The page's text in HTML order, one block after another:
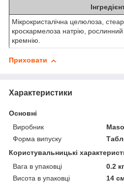
Мікрокристалічна целюлоза,
кроскармелоза натрію, рослинний
кремнію.
Приховати
Характеристики
Основні
Виробник
Форма випуску
Користувальницькі
Вага в упаковці
0.2 кг
Висота в упаковці
14